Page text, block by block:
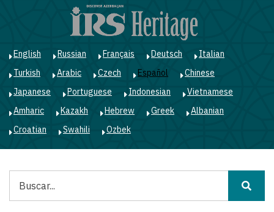
English Russian Français Deutsch
Italian
Turkish
Arabic Czech Español
Chinese
Japanese
Portuguese Indonesian
Vietnamese
Amharic
Kazakh Hebrew Greek
Albanian
Croatian
Swahili Ozbek